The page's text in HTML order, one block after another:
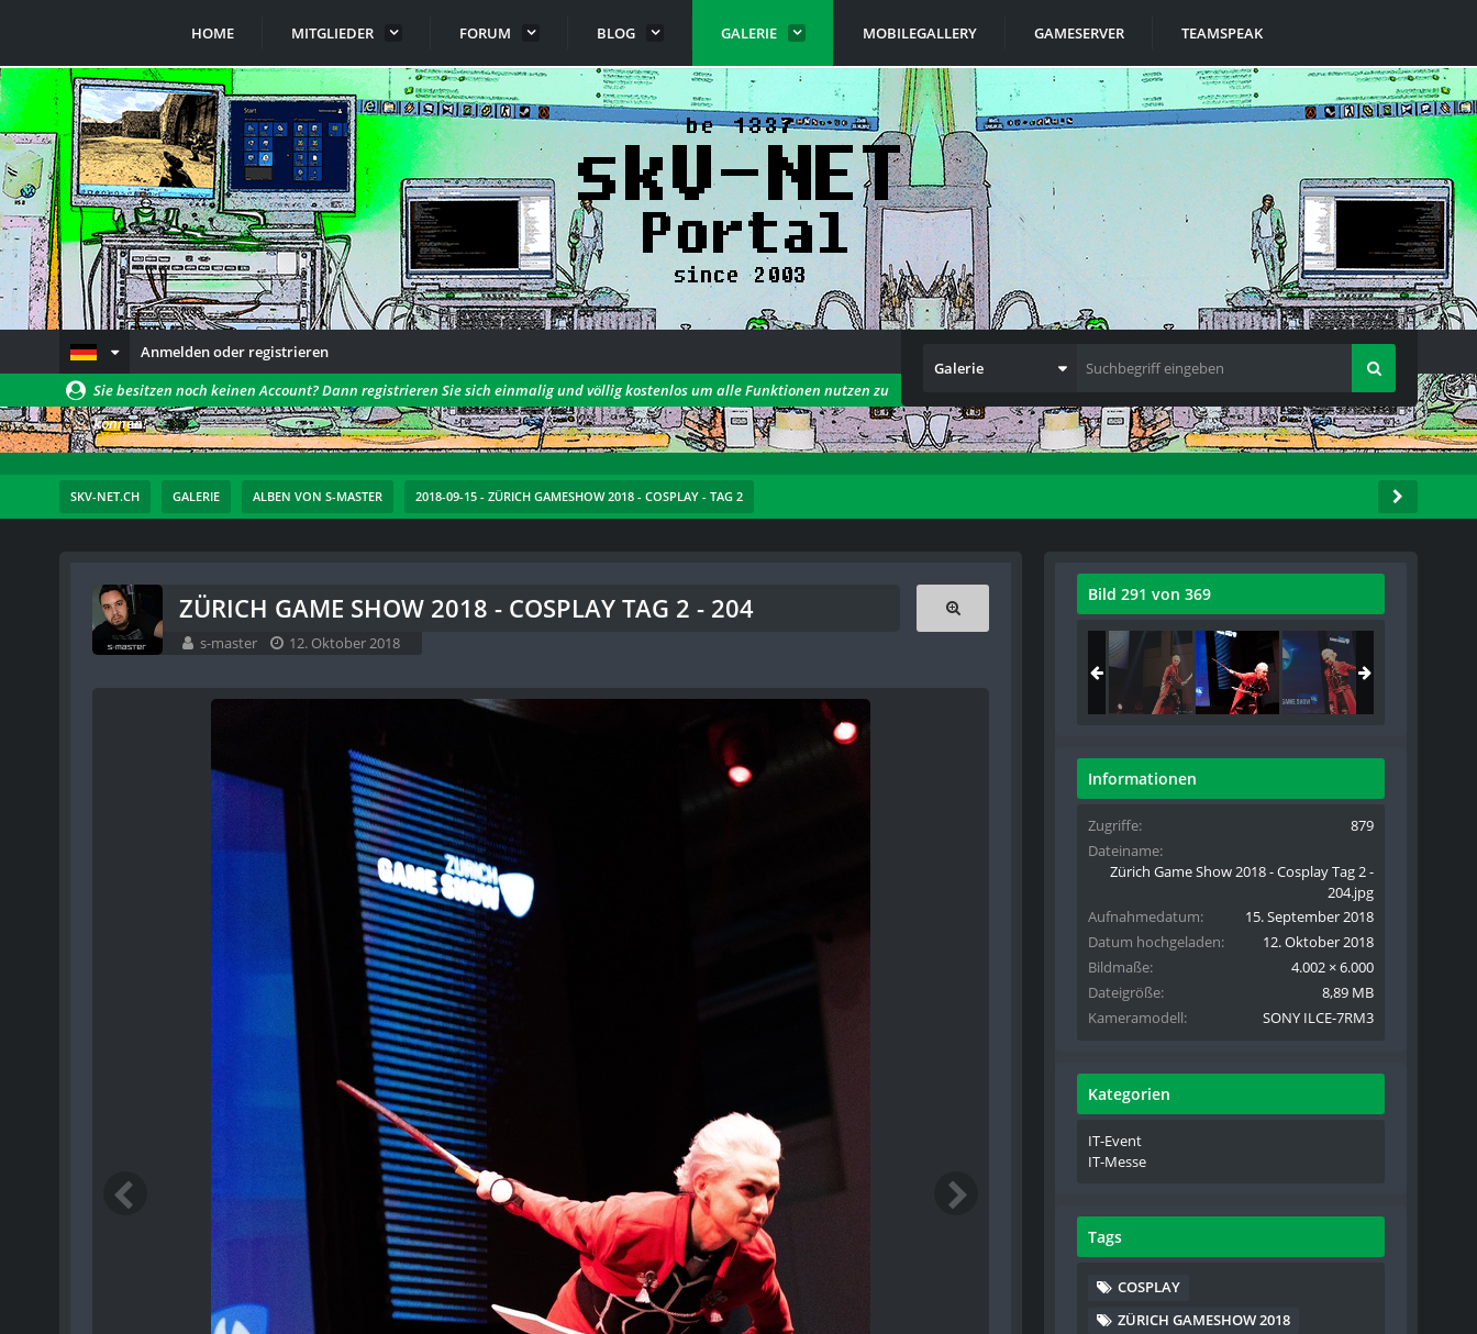
HOME MITGLIEDER FORUM BLOG GALERIE MOBILEGALLERY GAMESERVER TEAMSPEAK
Anmelden oder registrieren
Galerie
Sie besitzen noch keinen Account? Dann registrieren Sie sich einmalig und völlig kostenlos um alle Funktionen nutzen zu
können!
SKV-NET.CH GALERIE ALBEN VON S-MASTER 2018-09-15 - ZÜRICH GAMESHOW 2018 - COSPLAY - TAG 2
ZÜRICH GAME SHOW 2018 - COSPLAY TAG 2 - 204
s-master 12. Oktober 2018
Bild 291 von 369
Informationen
Zugriffe
879
Dateiname
Zürich Game Show 2018 - Cosplay Tag 2 -
204.jpg
Aufnahmedatum
15. September 2018
Datum hochgeladen
12. Oktober 2018
Bildmaße
4.002 × 6.000
Dateigröße
8,89 MB
Kameramodell
SONY ILCE-7RM3
Kategorien
IT-Event
IT-Messe
Tags
COSPLAY
ZÜRICH GAMESHOW 2018